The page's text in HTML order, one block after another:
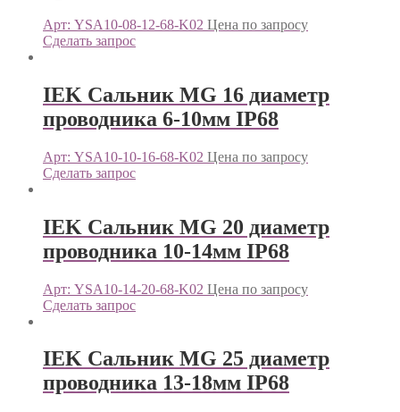
Арт: YSA10-08-12-68-K02 Цена по запросу
Сделать запрос
IEK Сальник MG 16 диаметр
проводника 6-10мм IP68
Арт: YSA10-10-16-68-K02 Цена по запросу
Сделать запрос
IEK Сальник MG 20 диаметр
проводника 10-14мм IP68
Арт: YSA10-14-20-68-K02 Цена по запросу
Сделать запрос
IEK Сальник MG 25 диаметр
проводника 13-18мм IP68